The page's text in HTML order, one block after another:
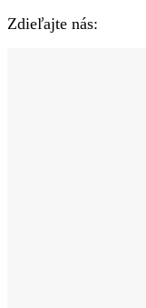
Zdieľajte nás: